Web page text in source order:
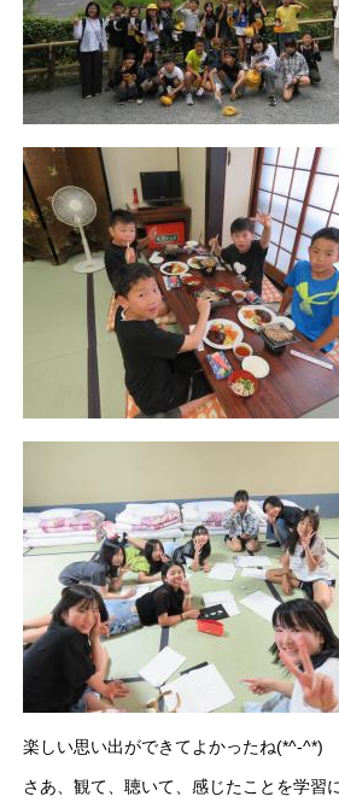
楽しい思い出ができてよかったね(*^-^*)
さあ、観て、聴いて、感じたことを学習